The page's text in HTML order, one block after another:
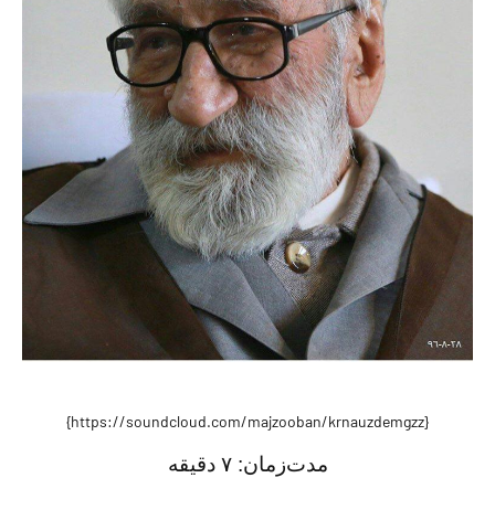
{https://soundcloud.com/majzooban/krnauzdemgzz}
مدت‌زمان:٧ دقیقه